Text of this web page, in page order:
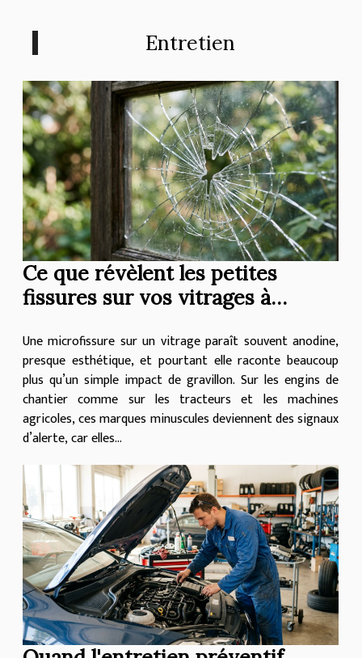
Entretien
Ce que révèlent les petites
fissures sur vos vitrages à
Une microfissure sur un vitrage paraît souvent anodine,
presque esthétique, et pourtant elle raconte beaucoup
plus qu’un simple impact de gravillon. Sur les engins de
chantier comme sur les tracteurs et les machines
agricoles, ces marques minuscules deviennent des signaux
d’alerte, car elles...